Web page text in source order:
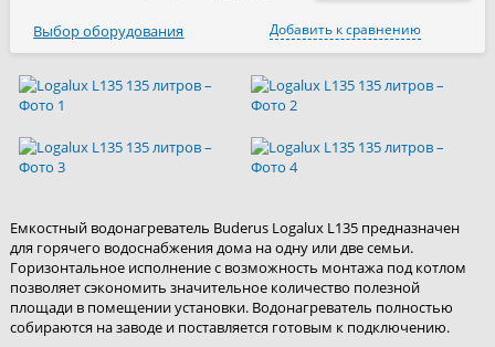
Выбор оборудования Добавить к сравнению
Емкостный водонагреватель Buderus Logalux L135 предназначен
для горячего водоснабжения дома на одну или две семьи.
Горизонтальное исполнение с возможность монтажа под котлом
позволяет сэкономить значительное количество полезной
площади в помещении установки. Водонагреватель полностью
собираются на заводе и поставляется готовым к подключению.